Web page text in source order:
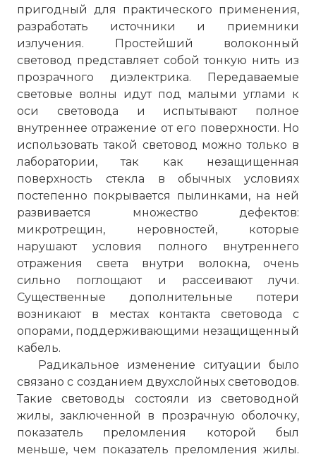
пригодный для практического применения,
разработать источники и приемники
излучения. Простейший волоконный
световод представляет собой тонкую нить из
прозрачного диэлектрика. Передаваемые
световые волны идут под малыми углами к
оси световода и испытывают полное
внутреннее отражение от его поверхности. Но
использовать такой световод можно только в
лаборатории, так как незащищенная
поверхность стекла в обычных условиях
постепенно покрывается пылинками, на ней
развивается множество дефектов:
микротрещин, неровностей, которые
нарушают условия полного внутреннего
отражения света внутри волокна, очень
сильно поглощают и рассеивают лучи.
Существенные дополнительные потери
возникают в местах контакта световода с
опорами, поддерживающими незащищенный
кабель.
Радикальное изменение ситуации было
связано с созданием двухслойных световодов.
Такие световоды состояли из световодной
жилы, заключенной в прозрачную оболочку,
показатель преломления которой был
меньше, чем показатель преломления жилы.
☓